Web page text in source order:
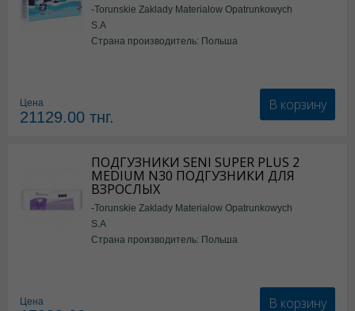
-Torunskie Zaklady Materialow Opatrunkowych
S.A
Страна производитель: Польша
Цена
21129.00 тнг.
В корзину
ПОДГУЗНИКИ SENI SUPER PLUS 2
MEDIUM N30 ПОДГУЗНИКИ ДЛЯ
ВЗРОСЛЫХ
-Torunskie Zaklady Materialow Opatrunkowych
S.A
Страна производитель: Польша
Цена В корзину